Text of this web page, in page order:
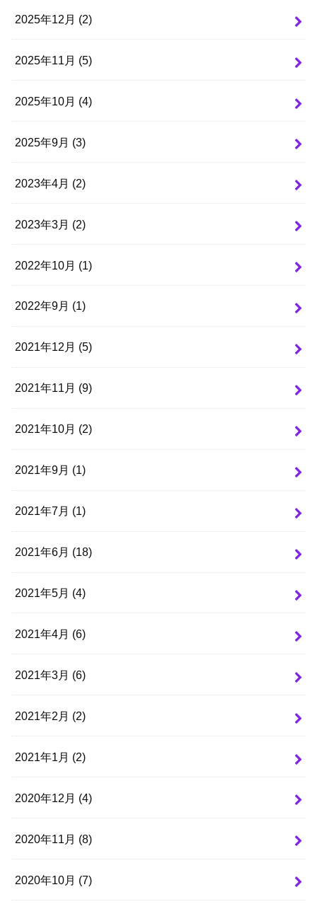
2025年12月 (2)
2025年11月 (5)
2025年10月 (4)
2025年9月 (3)
2023年4月 (2)
2023年3月 (2)
2022年10月 (1)
2022年9月 (1)
2021年12月 (5)
2021年11月 (9)
2021年10月 (2)
2021年9月 (1)
2021年7月 (1)
2021年6月 (18)
2021年5月 (4)
2021年4月 (6)
2021年3月 (6)
2021年2月 (2)
2021年1月 (2)
2020年12月 (4)
2020年11月 (8)
2020年10月 (7)